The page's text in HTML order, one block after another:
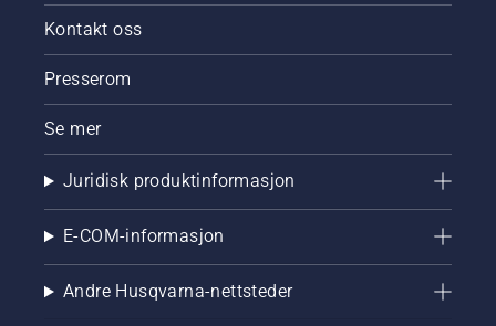
Kontakt oss
Presserom
Se mer
Juridisk produktinformasjon
E-COM-informasjon
Andre Husqvarna-nettsteder